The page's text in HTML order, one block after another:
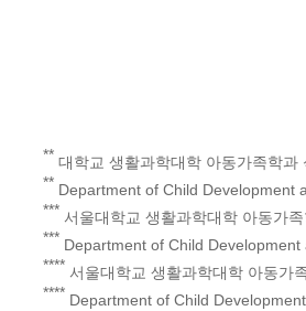
** 대학교 생활과학대학 아동가족학과
** Department of Child Development
*** 서울대학교 생활과학대학 아동가
*** Department of Child
**** 서울대학교 생활과학대학 아동가
**** Department of Child